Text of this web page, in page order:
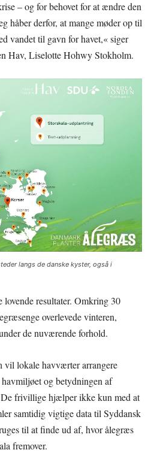
– og for behovet for at ændre den
håber derfor, at mange møder op til
vandet til gavn for havet,« siger
Hav, Liselotte Hohwy Stokholm.
langs de danske kyster, også i
lovende resultater. Omkring 30
overlevede vinteren,
de nuværende forhold.
vil lokale havværter arrangere
og betydningen af
frivillige hjælper ikke kun med at
samtidig vigtige data til Syddansk
til at finde ud af, hvor ålegræs
fremover.